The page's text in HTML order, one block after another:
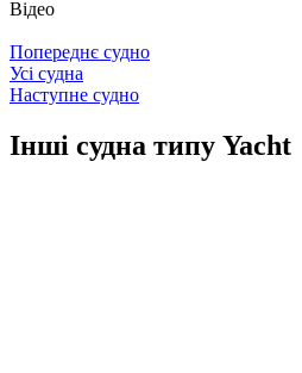
Відео
Попереднє судно
Усі судна
Наступне судно
Інші судна типу Yacht